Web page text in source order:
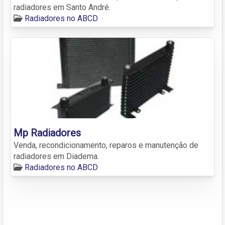
radiadores em Santo André.
Radiadores no ABCD
Mp Radiadores
Venda, recondicionamento, reparos e manutenção de
radiadores em Diadema.
Radiadores no ABCD